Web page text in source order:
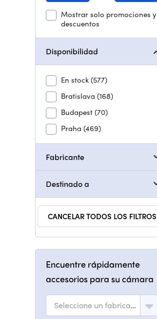
Mostrar solo promociones y
descuentos
Disponibilidad
En stock(577)
Bratislava (168)
Budapest(70)
Praha (469)
Fabricante
Destinado a
CANCELAR TODOS LOS FILTROS
Encuentre rápidamente
accesorios para su cámara
Seleccione un fabricante